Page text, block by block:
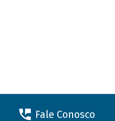
Fale Conosco